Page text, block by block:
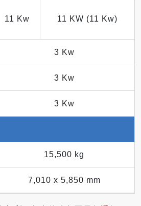
11 Kw 11 KW (11 Kw)
3 Kw
3 Kw
3 Kw
15,500 kg
7,010 x 5,850 mm